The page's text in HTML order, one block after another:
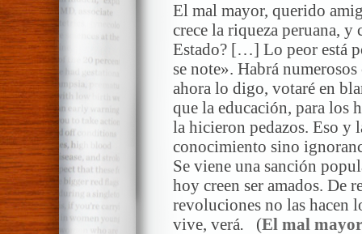
El mal mayor, querido
crece la riqueza peruana, y
Estado? […] Lo peor está
se note». Habrá
ahora lo digo, votaré en
que la educación, para los
la hicieron pedazos. Eso y
conocimiento sino
Se viene una sanción
hoy creen ser amados. De
revoluciones no las hacen
vive, verá. (El mal mayor